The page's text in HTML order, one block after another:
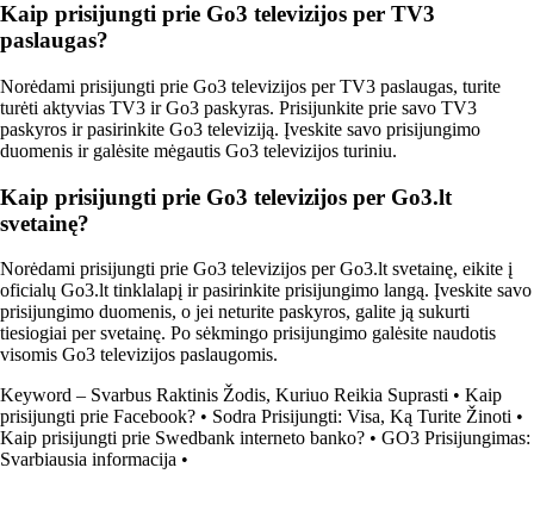
Kaip prisijungti prie Go3 televizijos per TV3
paslaugas?
Norėdami prisijungti prie Go3 televizijos per TV3 paslaugas, turite
turėti aktyvias TV3 ir Go3 paskyras. Prisijunkite prie savo TV3
paskyros ir pasirinkite Go3 televiziją. Įveskite savo prisijungimo
duomenis ir galėsite mėgautis Go3 televizijos turiniu.
Kaip prisijungti prie Go3 televizijos per Go3.lt
svetainę?
Norėdami prisijungti prie Go3 televizijos per Go3.lt svetainę, eikite į
oficialų Go3.lt tinklalapį ir pasirinkite prisijungimo langą. Įveskite savo
prisijungimo duomenis, o jei neturite paskyros, galite ją sukurti
tiesiogiai per svetainę. Po sėkmingo prisijungimo galėsite naudotis
visomis Go3 televizijos paslaugomis.
Keyword – Svarbus Raktinis Žodis, Kuriuo Reikia Suprasti • Kaip
prisijungti prie Facebook? • Sodra Prisijungti: Visa, Ką Turite Žinoti •
Kaip prisijungti prie Swedbank interneto banko? • GO3 Prisijungimas:
Svarbiausia informacija •